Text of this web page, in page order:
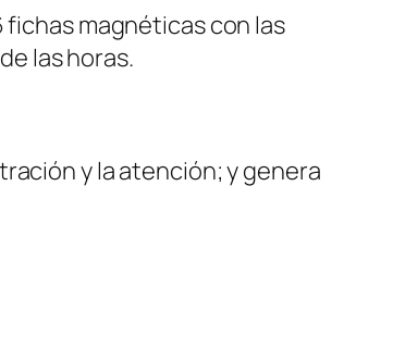
fichas magnéticas con las
las horas.
y la atención; y genera